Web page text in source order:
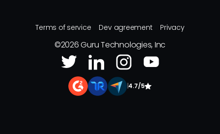
Terms of service Dev agreement Privacy
©2026Guru Technologies, Inc
|4.7/5